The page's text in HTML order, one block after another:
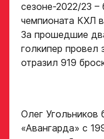
сезоне-2022/23
чемпионата КХЛ
За прошедшие
голкипер провел
отразил 919
Олег Угольников
«Авангарда» с
Заявка
на просмотр
в Хоккейную
ФИО игрока